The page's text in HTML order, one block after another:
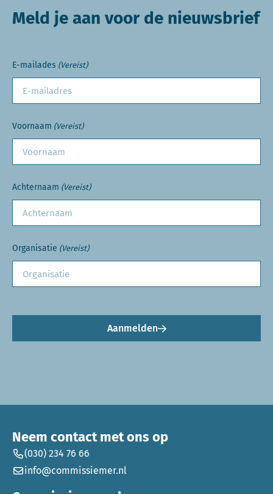
Meld je aan voor de nieuwsbrief
E-mailades (Vereist)
Voornaam (Vereist)
Achternaam (Vereist)
Organisatie (Vereist)
Aanmelden
Neem contact met ons op
(030) 234 76 66
info@commissiemer.nl